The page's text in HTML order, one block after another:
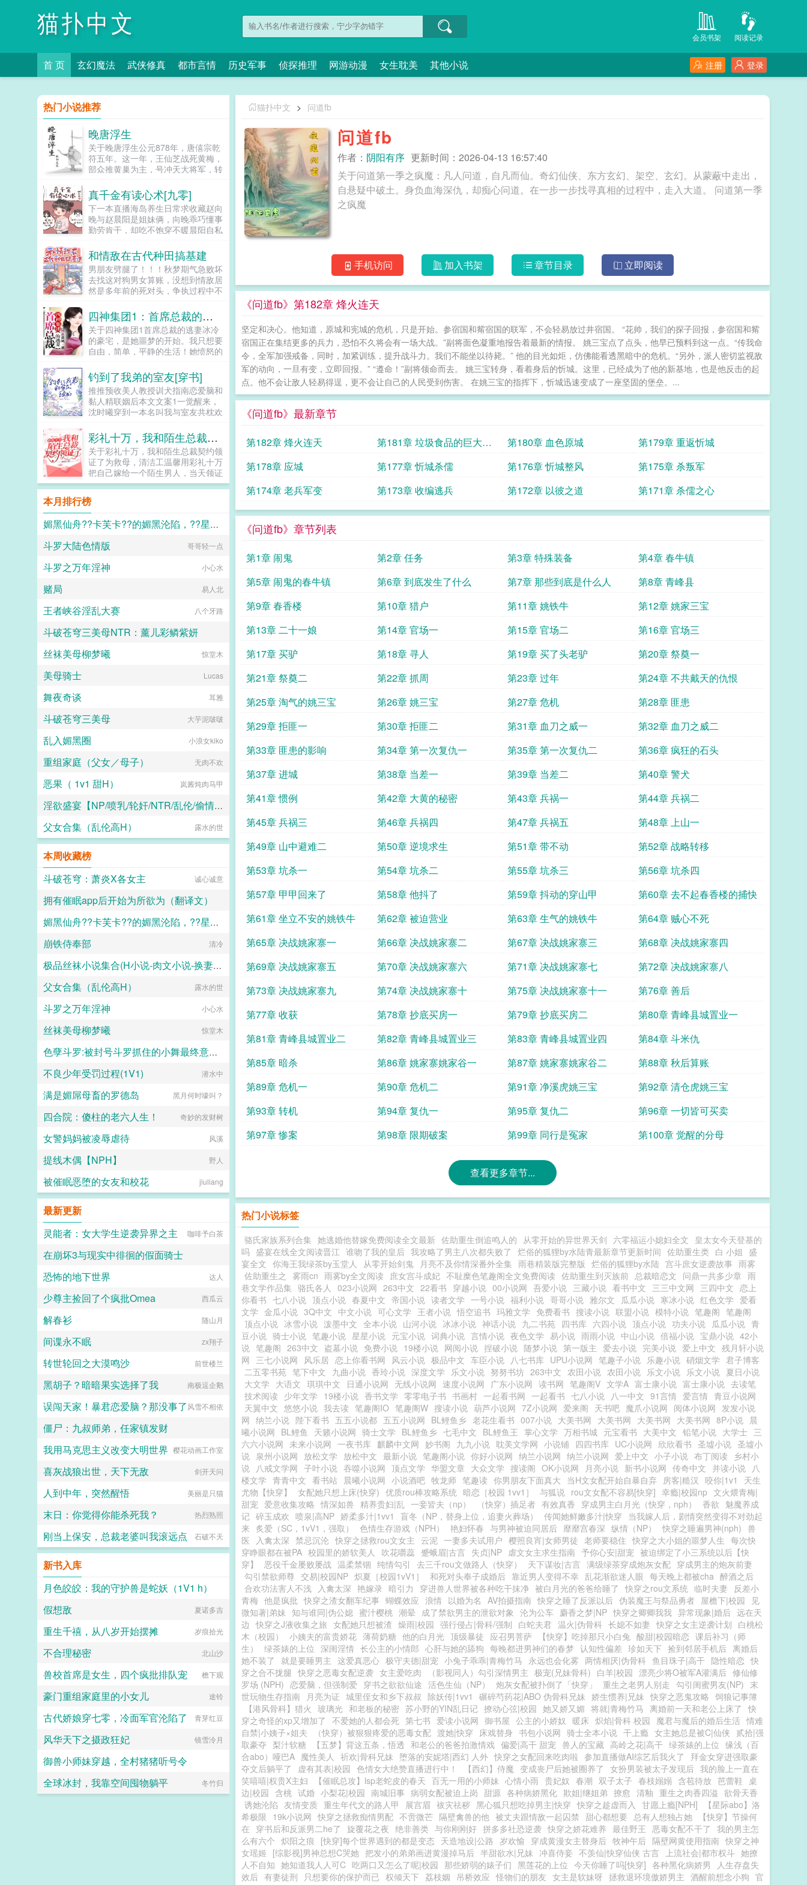
猫扑中文 阅读记录
会员书架
首 页 玄幻魔法 武侠修真 都市言情 历史军事 侦探推理 网游动漫 女生耽美 其他小说 登录
注册
猫扑中文 > 问道fb
问道fb
作者： 阴阳有序 更新时间：2026-04-13 16:57:40
关于问道第一季之疯魔：凡人问道，自凡而仙。奇幻仙侠、东方玄幻、架空、玄幻。从蒙蔽中走出，
自悬疑中破土。身负血海深仇，却痴心问道。在一步一步找寻真相的过程中，走入大道。 问道第一季
之疯魔
手机访问 加入书架 章节目录 立即阅读
《问道fb》第182章 烽火连天
坚定和决心。他知道，原城和宪城的危机，只是开始。参宿国和觜宿国的联军，不会轻易放过井宿国。 “花帅，我们的探子回报，参宿国和觜
宿国正在集结更多的兵力，恐怕不久将会有一场大战。”副将面色凝重地报告着最新的情报。 姚三宝点了点头，他早已预料到这一点。“传我命
令，全军加强戒备，同时，加紧训练，提升战斗力。我们不能坐以待毙。” 他的目光如炬，仿佛能看透黑暗中的危机。“另外，派人密切监视敌
军的动向，一旦有变，立即回报。” “遵命！”副将领命而去。 姚三宝转身，看着身后的忻城。这里，已经成为了他的新基地，也是他反击的起
点。他不会让敌人轻易得逞，更不会让自己的人民受到伤害。 在姚三宝的指挥下，忻城迅速变成了一座坚固的堡垒。...
《问道fb》最新章节
第182章 烽火连天
第181章 垃圾食品的巨大威
力
第180章 血色原城
第179章 重返忻城
第178章 应城
第177章 忻城杀儒 第176章 忻城整风
第175章 杀叛军
第174章 老兵军变
第173章 收编逃兵 第172章 以彼之道 第171章 杀儒之心
《问道fb》章节列表
第1章 闹鬼 第2章 任务 第3章 特殊装备
第4章 春牛镇
第5章 闹鬼的春牛镇
第6章 到底发生了什么 第7章 那些到底是什么人
第8章 青峰县
第9章 春香楼
第10章 猎户 第11章 姚铁牛
第12章 姚家三宝
第13章 二十一娘
第14章 官场一 第15章 官场二
第16章 官场三
第17章 买驴
第18章 寻人 第19章 买了头老驴
第20章 祭奠一
第21章 祭奠二
第22章 抓周 第23章 过年
第24章 不共戴天的仇恨
第25章 淘气的姚三宝
第26章 姚三宝 第27章 危机
第28章 匪患
第29章 拒匪一
第30章 拒匪二 第31章 血刀之威一
第32章 血刀之威二
第33章 匪患的影响
第34章 第一次复仇一 第35章 第一次复仇二
第36章 疯狂的石头
第37章 进城
第38章 当差一 第39章 当差二
第40章 警犬
第41章 惯例
第42章 大黄的秘密 第43章 兵祸一
第44章 兵祸二
第45章 兵祸三
第46章 兵祸四 第47章 兵祸五
第48章 上山一
第49章 山中避难二
第50章 逆境求生 第51章 带不动
第52章 战略转移
第53章 坑杀一
第54章 坑杀二 第55章 坑杀三
第56章 坑杀四
第57章 甲甲回来了
第58章 他抖了 第59章 抖动的穿山甲
第60章 去不起春香楼的捕快
第61章 坐立不安的姚铁牛
第62章 被迫营业 第63章 生气的姚铁牛
第64章 贼心不死
第65章 决战姚家寨一
第66章 决战姚家寨二 第67章 决战姚家寨三
第68章 决战姚家寨四
第69章 决战姚家寨五
第70章 决战姚家寨六 第71章 决战姚家寨七
第72章 决战姚家寨八
第73章 决战姚家寨九
第74章 决战姚家寨十 第75章 决战姚家寨十一
第76章 善后
第77章 收获
第78章 抄底买房一 第79章 抄底买房二
第80章 青峰县城置业一
第81章 青峰县城置业二
第82章 青峰县城置业三 第83章 青峰县城置业四
第84章 斗米仇
第85章 暗杀
第86章 姚家寨姚家谷一 第87章 姚家寨姚家谷二
第88章 秋后算账
第89章 危机一
第90章 危机二 第91章 净溪虎姚三宝
第92章 清仓虎姚三宝
第93章 转机
第94章 复仇一 第95章 复仇二
第96章 一切皆可买卖
第97章 惨案
第98章 限期破案 第99章 同行是冤家 第100章 觉醒的分母
查看更多章节...
热门小说标签
骆氏家族系列合集 她逃婚他替嫁免费阅读全文最新 佐助重生倒追鸣人的 从零开始的异世界天剑 六零福运小媳妇全文 皇太女今天登基的
吗 盛宴在线全文阅读晋江 谁吻了我的皇后 我攻略了男主八次都失败了 烂俗的狐狸by水陆青最新章节更新时间 佐助重生类 白 小姐
盛
宴全文 你海王我绿茶by玉堂人 从零开始剑鬼 月亮不及你情深番外全集 雨巷精装版完整版 烂俗的狐狸by水陆 宫斗庶女逆袭故事 雨雾
佐助重生之
雾雨cn 雨雾by全文阅读 庶女宫斗成妃 不耻糜色笔趣阁全文免费阅读 佐助重生到灭族前 总裁暗恋文 问鼎一共多少章 雨
巷文学作品集 骆氏各人 023小说网 263中文 22看书 穿越小说 00小说网 吾爱小说 三藏小说 看书中文 三三中文网 三四中文 恋上
你看书 七八小说 顶点小说 春夏中文 帝国小说 读者文学 一号小说 福利小说 哥哥小说 雅尔文 瓜瓜小说 寒冰小说 红色文学 爱看
文学 金瓜小说 3Q中文 中文小说 可心文学 王者小说 悟空追书 玛雅文学 免费看书 搜读小说 联盟小说 模特小说 笔趣阁 笔趣阁
顶点小说 冰雪小说 泼墨中文 全本小说 山河小说 冰冰小说 神话小说 九二书苑 四书库 六四小说 顶点小说 功夫小说 瓜瓜小说 青
豆小说 骑士小说 笔趣小说 星星小说 元宝小说 词典小说 言情小说 夜色文学 易小说 雨雨小说 中山小说 倍福小说 宝鼎小说 42小
说 笔趣阁 263中文 盗墓小说 免费小说 19楼小说 网阅小说 捏破小说 随梦小说 第一版主 爱去小说 完美小说 爱上中文 残月轩小说
网 三七小说网 风乐居 恋上你看书网 风云小说 极品中文 车臣小说 八七书库 UPU小说网 笔趣子小说 乐趣小说 硝烟文学 君子博客
二五零书苑 笔下中文 九曲小说 香玲小说 深度文学 乐文小说 努努书坊 263中文 农田小说 农田小说 乐文小说 乐文小说 夏日小说
大文学 大语文 琪琪中文 日通小说网 无线小说网 速度小说网 广东小说网 读书网 笔趣阁V 文学A 富士康小说 富士康小说 去读笔
技术阅读 少年文学 19楼小说 香书文学 零零电子书 书画村 一起看书网 一起看书 七八小说 八一中文 91言情 爱言情 青豆小说网
天翼中文 悠悠小说 我去读 笔趣阁IO 笔趣阁W 搜读小说 葫芦小说网 7Z小说网 爱来阁 天书吧 魔爪小说网 阅体小说网 发发小说
网 纳兰小说 陛下看书 五五小说都 五五小说网 BL鲤鱼乡 老花生看书 007小说 大美书网 大美书网 大美书网 大美书网 8P小说 晨
曦小说网 BL鲤鱼 天籁小说网 骑士文学 BL鲤鱼乡 七毛中文 BL鲤鱼王 掌心文学 万相书城 元宝看书 大美中文 铅笔小说 大学士 三
六六小说网 未来小说网 一夜书库 麒麟中文网 妙书阁 九九小说 耽美文学网 小说铺 四四书库 UC小说网 欣欣看书 圣墟小说 圣墟小
说 泉州小说网 放松文学 放松中文 最新小说 笔趣阁小说 你好小说网 纳兰小说网 纳兰小说网 爱上中文 小子小说 布丁阅读
乡村小
说 八戒文学网 子叶小说 吞噬小说网 顶点文学 华盟文章 大众文学 搜读阁 OK小说网 月亮小说 新书小说网 传奇中文 并读小说 八
楼文学 青青中文 看书站 晨曦小说网 小说酒吧 牧龙师 笔趣读 你男朋友下面真大 当H文女配开始自暴自弃 房客|糙汉 咬你|1v1
天生
尤物【快穿】
女配她只想上床(快穿) 优质rou棒攻略系统 暗恋［校园 1vv1］ 与狐说 rou文女配不容易[快穿] 幸瘾|校园np 文火煨青梅|
甜宠 爱意收集攻略 情深如兽 精养贵妇|乱 一妾皆夫（np） （快穿）插足者 有效真香 穿成男主白月光（快穿，nph） 香欲 魅魔养成
记 碎玉成欢 喷泉|高NP 娇柔多汁|1vv1 盲冬（NP，替身上位，追妻火葬场） 传闻她鲜嫩多汁|快穿 当我嫁人后，剧情突然变得不对劲起
来 炙爱（SC，1vV1，强取） 色情生存游戏（NPH） 艳妇怀春 与男神被迫同居后 靡靡宫春深 纵情（NP） 快穿之睡遍男神(nph) 兽
医
入禽太深 禁忌沉沦 快穿之拯救rou文女主 云泥 一妻多夫试用户 樱照良宵|女师男徒 老师要稳住 快穿之大小姐的噩梦人生 每次快
穿睁眼都在被PA 校园里的娇软美人 吹花嚼蕊 蹙蛾眉|古言 失贞|NP 虐文女主求生指南 予你心安|甜宠 被迫绑定了小三系统以后【快
穿】
恶役千金屡败屡战 温柔禁锢 纯情勾引 去三千rou文做路人（快穿） 天下谋妆|古言 满级绿茶穿成炮灰女配 穿成男主的炮灰前妻
勾引禁欲师尊 交易|校园NP 炽夏［校园1vV1］ 和死对头奉子成婚后 靠近男人变得不幸 乱花渐欲迷人眼 每天晚上都被cha 醉酒之后
合欢功法害人不浅 入禽太深 艳嫁录 暗引力 穿进兽人世界被各种吃干抹净 被白月光的爸爸给睡了 快穿之rou文系统 临时夫妻
反差小
青梅 他是疯批 快穿之渣女翻车纪事 蝴蝶效应 浪情 以婚为名 AV拍摄指南 快穿之睡了反派以后 伪装魔王与祭品勇者 屋檐下|校园
见
微知著|弟妹 知与谁同|伪公媳 蜜汁樱桃 潮晕 成了禁欲男主的泄欲对象 沦为公车 麝香之梦|NP 快穿之卿卿我我 异常现象|婚后 远在天
边 快穿之J液收集之旅 女配她只想被渣 燥雨|校园 强行侵占|骨科/强制 白蛇夫君 温火|伪骨科 长媳不如妻 快穿之女主逆袭计划 白桃松
木（校园）
小姨夫的富贵娇花 薄荷奶糖 他的白月光 顶级暴徒 应召男菩萨 【快穿】吃掉那只小白兔 酸甜|校园暗恋 课后补习（师
生）
绿茶婊的上位 深闺淫情 长公主的小情郎 心肝与她的舔狗 每晚都进男神们的春梦 认知性偏差 珍如天下 捡到邻居手机后 离婚后
她不装了 就是要睡男主 这爱真恶心 极守夫德|甜宠 小兔子乖乖|青梅竹马 永远也会化雾 两情相厌|伪骨科 鱼目珠子|高干 隐性暗恋 快
穿之合不拢腿 快穿之恶毒女配逆袭 女主爱吃肉 （影视同人）勾引深情男主 极宠(兄妹骨科) 白羊|校园 漂亮少将O被军A灌满后 修仙修
罗场 (NPH) 恋爱脑，但强制爱 穿书之欲欲仙途 活色生仙（NP） 炮灰女配被扑倒了「快穿」 重生之老男人别走 勾引闺蜜男友(NP) 末
世玩物生存指南
月亮为证 城里侄女和乡下叔叔 除妖传|1vv1 碾碎芍药花|ABO 伪骨科兄妹 娇生惯养|兄妹 快穿之恶鬼攻略 饲狼记事簿
【港风骨科】猎火 玻璃光 和老板的秘密 苏小野的YIN乱日记 撩动心弦|校园 她又娇又媚 将就|青梅竹马 离婚前一天和老公上床了 快
穿之奇怪的xp又增加了 不爱她的人都会死 第七书 爱读小说网 御书屋 公主的小娇奴 暖床 炽焰|骨科 校园 魔君与魔后的婚后生活 情难
自禁|小姨子×姐夫
（快穿）被狠狠疼爱的恶毒女配 渡她|快穿 床戏替身 书包小说网 骑士全本小说 干上瘾 女主她总是被C|仙侠 贰拾|强
取豪夺 梨汁软糖 【五梦】背这五条，悟透 和老公的爸爸拍激情戏 偏爱|高干 甜宠 兽人的宝藏 高岭之花|高干 绿茶婊的上位 缘浅（百
合abo）哑巴A 魔性美人 祈欢|骨科兄妹 堕落的安妮塔|西幻 人外 快穿之女配回来吃肉啦 参加直播做AI综艺后我火了
拜金女穿进强取豪
夺文后躺平了
虚有其表|校园 色情女大绝赞直播进行中！ 【西幻】侍魔 变成丧尸后她被圈养了 女扮男装被太子发现后 我的脸上一直在
笑嘻嘻|权贵X主妇
【催眠总攻】lsp老蛇皮的春天 百无一用的小师妹 心情小雨 贵妃奴 春潮 双子太子 春枝嫋嫋 含苞待放 芭蕾鞋 桌
边|校园 含桃 试婚 小梨花|校园 南城旧事 病弱女配被迫上岗 甜源 各种病娇黑化 欺姐|继姐弟 撩愈 清釉 重生之肉香四溢 欲骨天香
诱她沦陷 友情变质 重生年代文的路人甲 展宫眉 袚灾祛秽 黑心狐只想吃掉男主|快穿 快穿之趁虚而入 甘愿上瘾[NPH]
【星际abo】洛
希极限
19k小说网 快穿之拯救痴情男配 不啻微芒 隔壁禽兽的他 被丈夫跟情敌一起囚禁 甜心都想要 总有人想独占她
【快穿】节操何
在 穿书后和反派男二he了 旋覆花之夜 绝非善类 与你刚刚好 拼多多社恐逆袭 快穿之娇花难养 最佳野王 恶毒女配不干了 我的男主怎
么有六个 炽阳之痕 [快穿]每个世界遇到的都是变态 天造地设|公路 岁欢愉 穿成黄漫女主替身后 牧神午后 隔壁网黄使用指南 快穿之神
女瑶姬 [综影视]男神总想C哭她 把发小的弟弟画进黄漫掉马后 半甜欲水|兄妹 冲喜侍妾 不羡仙|快穿仙侠 古言 上流社会|都市权斗 她撩
人不自知 她知道我人人可C 吃两口又怎么了呢|校园 那些娇弱的婊子们 黑莲花的上位 今天你睡了吗[快穿] 各种黑化病娇男
人生存盘失
效后 有妻徒刑 只想要你的保护而已 权倾天下 荔枝姻 吊桥效应 怪物们的朋友 女主是软妹呀 拯救退环境傲娇男主 酒醒前想念小狗 官
热门小说推荐
晚唐浮生
关于晚唐浮生公元878年，唐僖宗乾
符五年。这一年，王仙芝战死黄梅，
部众推黄巢为主，号冲天大将军，转
段文楚，父子二人发动叛乱，沙陀兵
马抄掠河东。这一年，江南盗贼蜂
起，连陷州郡。这一年，河南连岁旱
蝗，军士作乱。这一年，僖宗斗鸡击
球，不理朝政。这一年，大唐风雨飘
有自己的理想。他想登高望远，看到
的是万家灯火他想游览山河，看到的
是田园牧歌。他想孩童长得健壮，他
想妇人免遭凌辱，他想老人能得善
真千金有读心术[九零]
下一本直播海岛养生日常求收藏赵向
晚与赵晨阳是姐妹俩，向晚乖巧懂事
勤劳肯干，却吃不饱穿不暖晨阳自私
里人都摇头造孽哦，这么偏心！意外
被雷劈，赵向晚有了读心...
和情敌在古代种田搞基建
男朋友劈腿了！！！秋梦期气急败坏
去找这对狗男女算账，没想到情敌居
然是多年前的死对头，争执过程中不
为了完成兄长的遗愿她不得不女扮男
装赶往封乐县赴任，成了当朝最年轻
的县令...
四神集团1：首席总裁的逃妻
关于四神集团1首席总裁的逃妻冰冷
的豪宅，是她噩梦的开始。我只想要
自由，简单，平静的生活！她愤怒的
吗？冷少辰，如果你死，可以换回我
的自由，那么我就让你不得好死。可
是，誓言终究无法实现，明知这男人
是毒，不能爱，她还是爱上了。直到
他扔给她一张红的刺眼的请柬。她带
令人目眩的俊美脸庞，空气中，永远
少了他的味道。原本向往的自由在这
时，却显得不那么苍白，在自己也不
知道的时候，一颗心已经随着那恶魔
一起下了地狱。★★★五年，他重生
归来，却见她右手牵着俊俏的男孩，
左手挽着他弟弟。若若，五年的平静
生活，似乎让你忘了过去。他邪笑着
看着她。她血色尽退，紧紧地抓着儿
男人是谁？儿子酷酷的问。妈咪？他
得很好，连儿子都有了。爹地，我要
钓到了我弟的室友[穿书]
推推预收美人教授训犬指南恋爱脑和
黏人精联姻后本文文案1一觉醒来，
沈时曦穿到一本名叫我与室友共枕欢
友，两人一见钟情，本该是本甜宠青
春校园文，硬是被主角受的...
彩礼十万，我和陌生总裁契约领证了
关于彩礼十万，我和陌生总裁契约领
证了为救母，清洁工温馨用彩礼十万
把自己嫁给一个陌生男人，当天领证
了。他是堂堂总裁，却扮丑扮穷，骑
着一辆破自行车就来领证。都说防火
防盗防闺蜜，可她天天就防他。喂！
女人，吃了臭豆腐必须刷牙！喂！女
人，马桶用了要消毒呀！有人说，总
所有女人的梦中情人。而她说，他粗
天，温馨，你家老公的胡子飞了！
了！天，温馨你家老公开的竟然是迈
是总裁！温馨看着人群中簇拥的俊美
本月排行榜
媚黑仙舟??卡芙卡??的媚黑沦陷，??星的媚黑恶堕??，??黑人至上??
露露
斗罗大陆色情版 哥哥轻一点
斗罗之万年淫神 小心水
赌局 易人北
王者峡谷淫乱大赛 八个牙路
斗破苍穹三美母NTR：薰儿彩鳞紫妍
大芋泥啵啵
丝袜美母柳梦曦 惊堂木
美母骑士 Lucas
舞夜奇谈 耳雅
斗破苍穹三美母 大芋泥啵啵
乱入媚黑圈 小浪女kiko
重组家庭（父女／母子） 无肉不欢
恶果（ 1v1 甜H） 岚酱炖肉马甲
淫欲盛宴【NP/喷乳/轮奸/NTR/乱伦/偷情/换妻/迷奸】
水木生溪
父女合集（乱伦高H） 露水的世
本周收藏榜
斗破苍穹：萧炎X各女主
诚心诚意
拥有催眠app后开始为所欲为（翻译文）
白门楼汉化集团
媚黑仙舟??卡芙卡??的媚黑沦陷，??星的媚黑恶堕??，??黑人至上??
露露
崩铁侍奉部 清冷
极品丝袜小说集合(H小说-肉文小说-换妻-妈妈-母子)
海岸线文学
父女合集（乱伦高H） 露水的世
斗罗之万年淫神 小心水
丝袜美母柳梦曦 惊堂木
色孽斗罗:被封号斗罗抓住的小舞最终意识重组成了玩偶
lgcloveself
不良少年受罚过程(1V1) 潜水中
满是媚屌母畜的罗德岛 黑月何时嚎叫？
四合院：傻柱的老六人生！ 奇妙的发财树
女警妈妈被凌辱虐待 风溪
提线木偶【NPH】 野人
被催眠恶堕的女友和校花 jiuliang
最新更新
灵能者：女大学生逆袭异界之主
咖啡予白茶
在崩坏3与现实中徘徊的假面骑士
星空晚夜海棠
恐怖的地下世界 达人
少尊主捡回了个疯批Omea 西瓜云
解春衫 随山月
间谍永不眠 zx翔子
转世轮回之大漠鸣沙 前世楼兰
黑胡子？暗暗果实选择了我 南极逗企鹅
误闯天家！暴君恋爱脑？那没事了 风雪不相依
僵尸：九叔师弟，任家镇发财
爱吃苦瓜焖鸡的云慧
我用马克思主义改变大明世界 樱花动画工作室
喜灰战狼出世，天下无敌 剑开天问
人到中年，突然醒悟 美丽是只猫
末日：你觉得你能杀死我？ 热烈熟照
刚当上保安，总裁老婆叫我滚远点 石破不天
新书入库
月色皎皎：我的守护兽是蛇妖（1V1 h）
暗黑猫妖
假想敌 夏诺多吉
重生千禧，从八岁开始摆摊 岁痕拾光
不合理秘密 北山沙
兽校首席是女生，四个疯批排队宠 檐下观
豪门重组家庭里的小女儿 途铃
古代娇娘穿七零，冷面军官沦陷了 青芽红豆
风华天下之摄政狂妃 镜雪泠月
御兽小师妹穿越，全村猪猪听号令
在线积累功德
全球冰封，我靠空间囤物躺平 冬竹归